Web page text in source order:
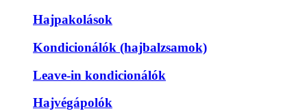
Hajpakolások
Kondicionálók (hajbalzsamok)
Leave-in kondicionálók
Hajvégápolók